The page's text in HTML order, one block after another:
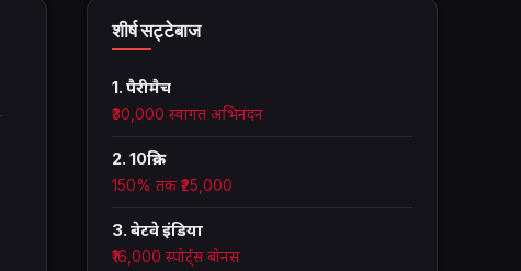
शीर्ष सट्टेबाज
1. पैरीमैच
₹30,000 स्वागत अभिनंदन
2. 10क्रिक
150% तक ₹25,000
3. बेटवे इंडिया
₹16,000 स्पोर्ट्स बोनस